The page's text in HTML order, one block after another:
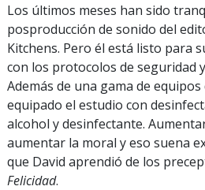
Los últimos meses han sido
posproducción de sonido del
Kitchens. Pero él está listo para
con los protocolos de seguridad
Además de una gama de
equipado el estudio con
alcohol y desinfectante.
aumentar la moral y eso suena
que David aprendió de los
Felicidad.